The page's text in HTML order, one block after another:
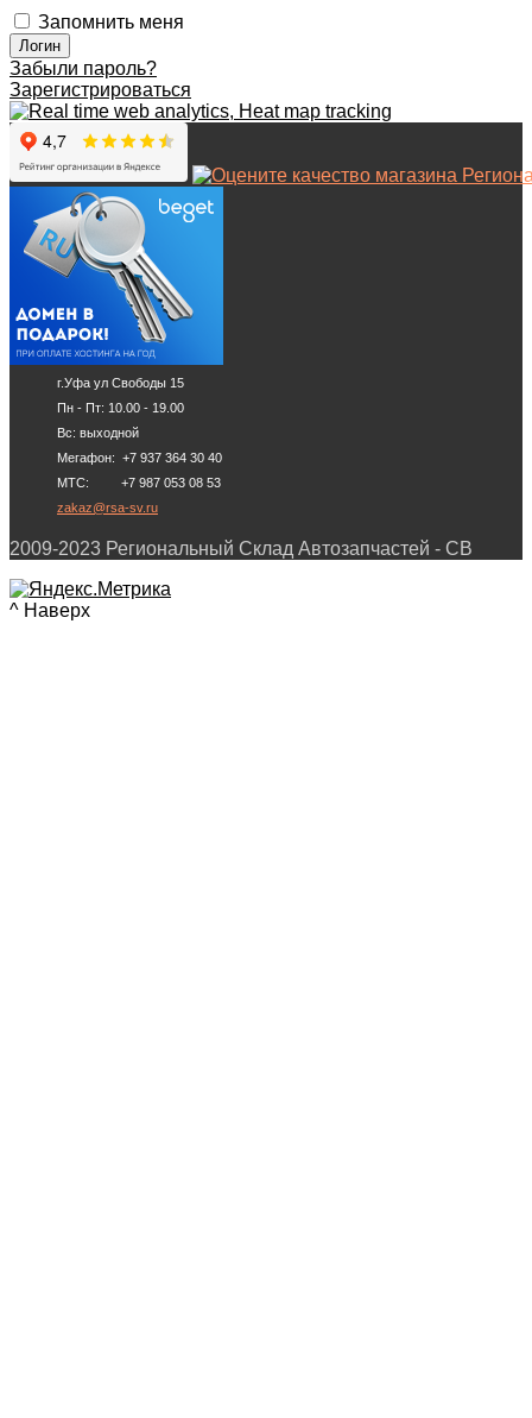
Запомнить меня
Забыли пароль?
Зарегистрироваться
г.Уфа ул Свободы 15
Пн - Пт: 10.00 - 19.00
Вс: выходной
Мегафон: +7 937 364 30 40
МТС: +7 987 053 08 53
zakaz@rsa-sv.ru
2009-2023 Региональный Склад Автозапчастей - СВ
^ Наверх